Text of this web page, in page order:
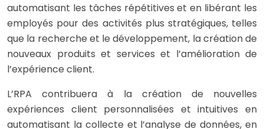
automatisant les tâches répétitives et en libérant les
employés pour des activités plus stratégiques, telles
que la recherche et le développement, la création de
nouveaux produits et services et l’amélioration de
l’expérience client.
L’RPA contribuera à la création de nouvelles
expériences client personnalisées et intuitives en
automatisant la collecte et l’analyse de données, en